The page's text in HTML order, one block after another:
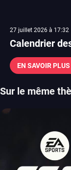
27 juillet 2026 à 17:32
Calendrier
EN SAVOIR PLUS
Sur le même